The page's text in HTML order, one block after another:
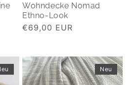
Wohndecke Nomad
Ethno-Look
Normaler
€69,00 EUR
Neu